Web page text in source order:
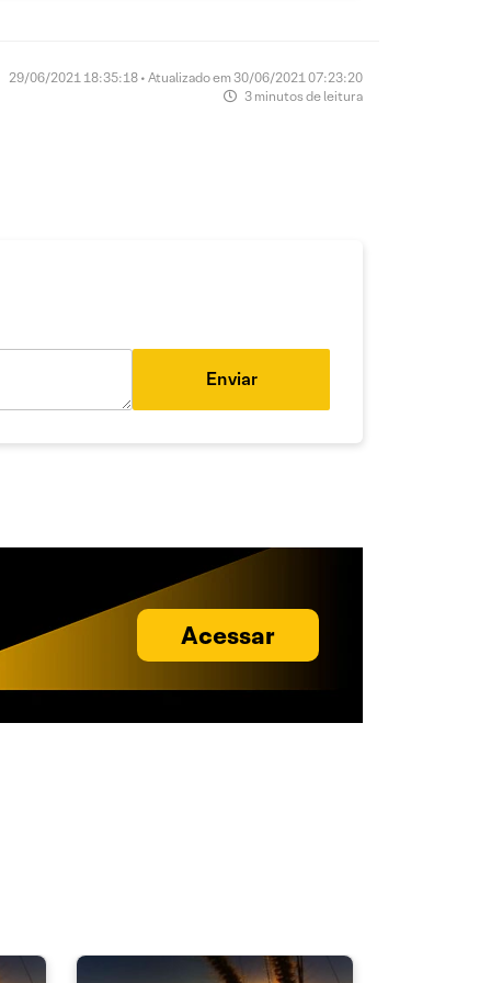
29/06/2021 18:35:18 • Atualizado em 30/06/2021 07:23:20
3 minutos de leitura
Enviar
Acessar